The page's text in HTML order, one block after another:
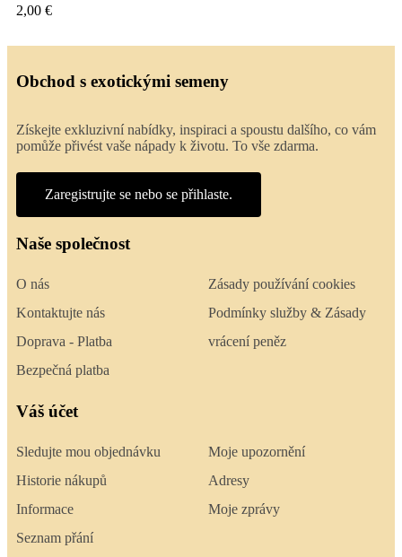
2,00 €
Obchod s exotickými semeny
Získejte exkluzivní nabídky, inspiraci a spoustu dalšího, co vám
pomůže přivést vaše nápady k životu. To vše zdarma.
Zaregistrujte se nebo se přihlaste.
Naše společnost
O nás
Kontaktujte nás
Doprava - Platba
Bezpečná platba
Zásady používání cookies
Podmínky služby & Zásady
vrácení peněz
Váš účet
Sledujte mou objednávku
Historie nákupů
Informace
Seznam přání
Moje upozornění
Adresy
Moje zprávy